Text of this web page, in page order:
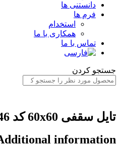
دانستنی ها
فرم ها
استخدام
همکاری با ما
تماس با ما
جستجو کردن
تایل سقفی 60x60 کد SH 046
Additional information